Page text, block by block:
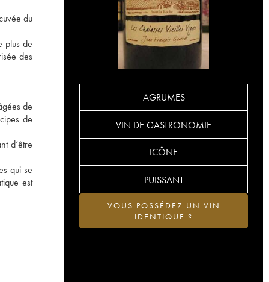
du
plus de
des
de
de
d’être
qui se
est
AGRUMES
VIN DE GASTRONOMIE
ICÔNE
PUISSANT
VOUS POSSÉDEZ UN VIN
IDENTIQUE ?